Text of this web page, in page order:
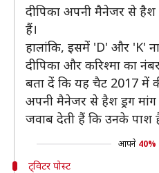
दीपिका अपनी मैनेजर से हैश
हैं।
हालांकि, इसमें 'D' और 'K'
दीपिका और करिश्मा का
बता दें कि यह चैट 2017 में
अपनी मैनेजर से हैश ड्रग मांग
जवाब देती हैं कि उनके पाश
आपने 40%
ट्विटर पोस्ट